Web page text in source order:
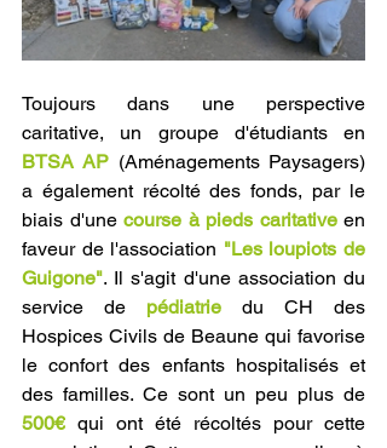
Toujours dans une perspective
BTSA AP (Aménagements Paysagers)
a également récolté des fonds, par le
biais d'une course à pieds caritative en
faveur de l'association "Les loupiots de
Guigone". Il s'agit d'une association du
service de pédiatrie du CH des
Hospices Civils de Beaune qui favorise
le confort des enfants hospitalisés et
500€ qui ont été récoltés pour cette